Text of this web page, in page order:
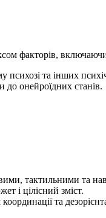
факторів,
психозі та інших
до онейроїдних станів.
тактильними та
і цілісний зміст.
та